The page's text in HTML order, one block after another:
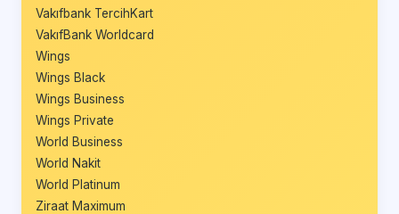
Vakıfbank TercihKart
VakıfBank Worldcard
Wings
Wings Black
Wings Business
Wings Private
World Business
World Nakit
World Platinum
Ziraat Maximum